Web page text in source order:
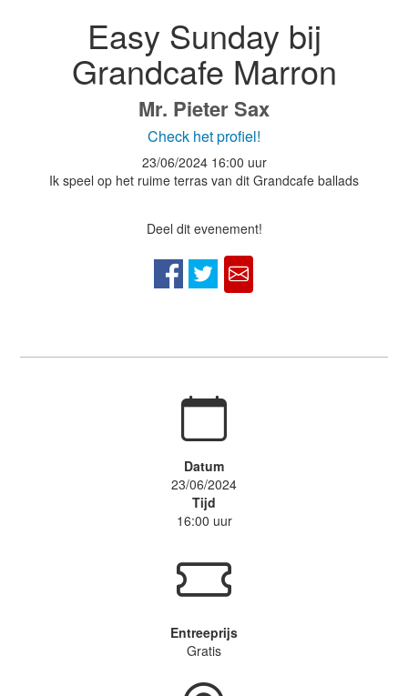
Easy Sunday bij
Grandcafe Marron
Mr. Pieter Sax
Check het profiel!
23/06/2024 16:00 uur
Ik speel op het ruime terras van dit Grandcafe ballads
Deel dit evenement!
Datum
23/06/2024
Tijd
16:00 uur
Entreeprijs
Gratis